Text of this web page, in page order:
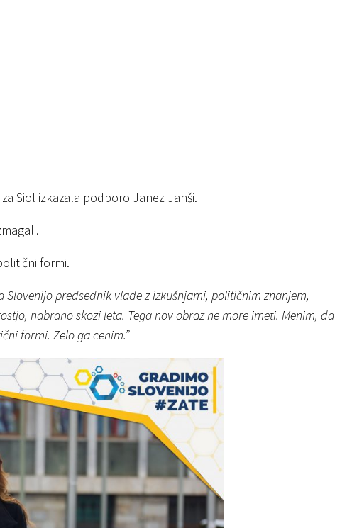
Siol izkazala podporo Janez Janši.
formi.
Slovenijo predsednik vlade z izkušnjami, političnim znanjem,
nabrano skozi leta. Tega nov obraz ne more imeti. Menim, da
formi. Zelo ga cenim.”